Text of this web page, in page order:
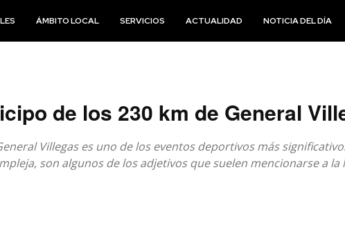
ÁMBITO LOCAL SERVICIOS ACTUALIDAD NOTICIA DEL DÍA
de los 230 km de General
Villegas es uno de los eventos deportivos más
son algunos de los adjetivos que suelen mencionarse a